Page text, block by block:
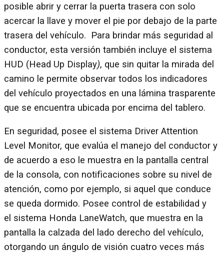
posible abrir y cerrar la puerta trasera con solo
acercar la llave y mover el pie por debajo de la parte
trasera del vehículo. Para brindar más seguridad al
conductor, esta versión también incluye el sistema
HUD (Head Up Display), que sin quitar la mirada del
camino le permite observar todos los indicadores
del vehículo proyectados en una lámina trasparente
que se encuentra ubicada por encima del tablero.
En seguridad, posee el sistema Driver Attention
Level Monitor, que evalúa el manejo del conductor y
de acuerdo a eso le muestra en la pantalla central
de la consola, con notiﬁcaciones sobre su nivel de
atención, como por ejemplo, si aquel que conduce
se queda dormido. Posee control de estabilidad y
el sistema Honda LaneWatch, que muestra en la
pantalla la calzada del lado derecho del vehículo,
otorgando un ángulo de visión cuatro veces más